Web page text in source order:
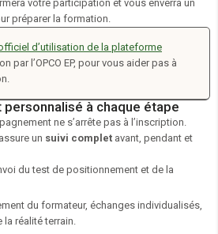
votre participation et vous enverra un
préparer la formation.
d’utilisation de la plateforme
par l’OPCO EP, pour vous aider pas à
à chaque étape
ne s’arrête pas à l’inscription.
un suivi complet avant, pendant et
du test de positionnement et de la
du formateur, échanges individualisés,
réalité terrain.